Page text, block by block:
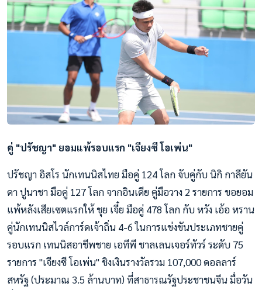
คู่ "ปรัชญา" ยอมแพ้รอบแรก "เจียงซี โอเพ่น"
ปรัชญา อิสโร นักเทนนิสไทย มือคู่ 124 โลก จับคู่กับ นิกิ กาลียัน
ดา ปูนาชา มือคู่ 127 โลก จากอินเดีย คู่มือวาง 2 รายการ ขอยอม
แพ้หลังเสียเซตแรกให้ ชุย เจี๋ย มือคู่ 478 โลก กับ หวัง เอ้อ หราน
คู่นักเทนนิสไวล์การ์ดเจ้าถิ่น 4-6 ในการแข่งขันประเภทชายคู่
รอบแรก เทนนิสอาชีพชาย เอทีพี ชาลเลนเจอร์ทัวร์ ระดับ 75
รายการ "เจียงซี โอเพ่น" ชิงเงินรางวัลรวม 107,000 ดอลลาร์
สหรัฐ (ประมาณ 3.5 ล้านบาท) ที่สาธารณรัฐประชาชนจีน มื่อวัน